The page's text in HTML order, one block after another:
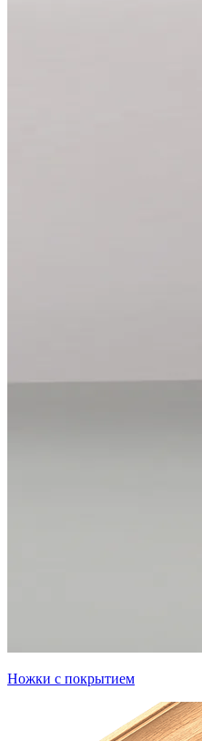
Ножки с покрытием